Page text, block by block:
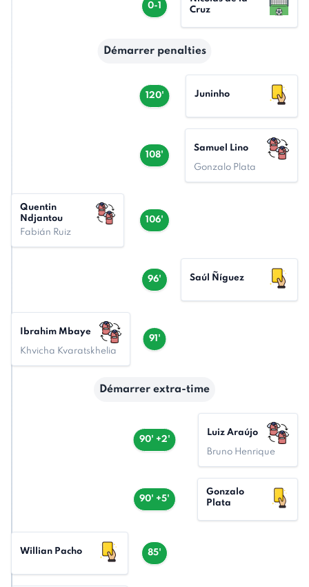
0-1
Cruz
Démarrer penalties
120' Juninho
108'
Samuel Lino
Gonzalo Plata
106'
Quentin
Ndjantou
Fabián Ruiz
96' Saúl Ñíguez
91'
Ibrahim Mbaye
Khvicha Kvaratskhelia
Démarrer extra-time
90' +2'
Luiz Araújo
Bruno Henrique
90' +5'
Gonzalo
Plata
85'
Willian Pacho